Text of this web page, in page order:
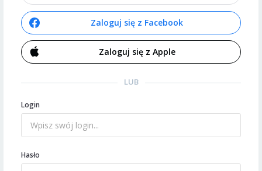
Zaloguj się z Facebook
Zaloguj się z Apple
LUB
Login
Hasło